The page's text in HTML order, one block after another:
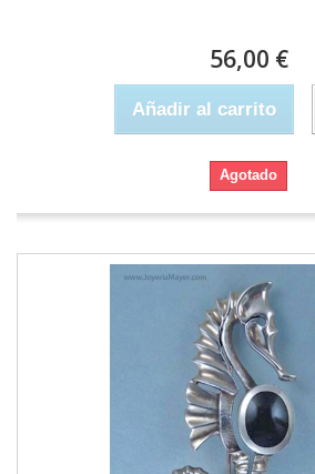
56,00 €
Añadir al carrito
Agotado